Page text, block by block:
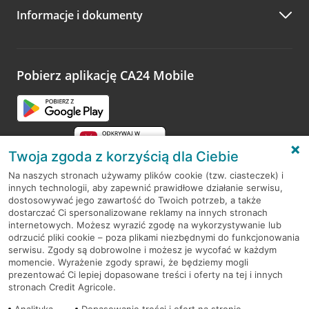
Zachęcamy do podzielenia się z nami opinią o wizycie.
opinie.
Informacje i dokumenty
Pobierz aplikację CA24 Mobile
RODO
Regulamin serwisu
Mapa serwisu
PolitykaCookies
Twoja zgoda z korzyścią dla Ciebie
Na naszych stronach używamy plików cookie (tzw. ciasteczek) i
innych technologii, aby zapewnić prawidłowe działanie serwisu,
dostosowywać jego zawartość do Twoich potrzeb, a także
dostarczać Ci spersonalizowane reklamy na innych stronach
internetowych. Możesz wyrazić zgodę na wykorzystywanie lub
odrzucić pliki cookie – poza plikami niezbędnymi do funkcjonowania
serwisu. Zgody są dobrowolne i możesz je wycofać w każdym
momencie. Wyrażenie zgody sprawi, że będziemy mogli
prezentować Ci lepiej dopasowane treści i oferty na tej i innych
stronach Credit Agricole.